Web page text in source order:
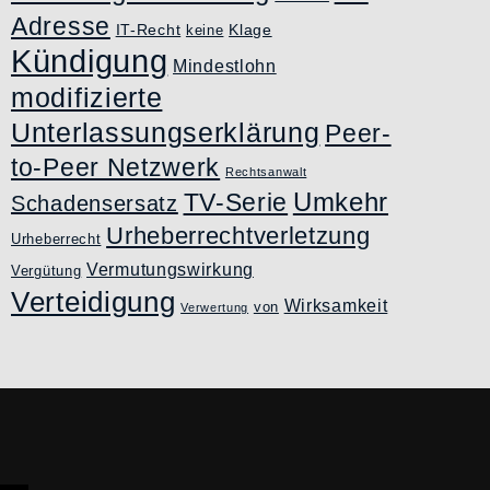
Adresse IT-Recht keine Klage
Kündigung Mindestlohn
modifizierte
Unterlassungserklärung Peer-
to-Peer Netzwerk
Rechtsanwalt
Schadensersatz TV-Serie Umkehr
Urheberrecht Urheberrechtverletzung
Vergütung Vermutungswirkung
Verteidigung Verwertung von Wirksamkeit